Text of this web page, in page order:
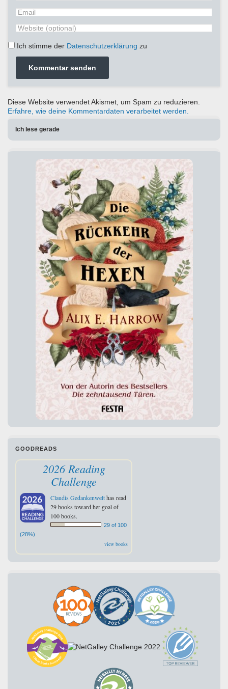
Ich stimme der Datenschutzerklärung zu
Diese Website verwendet Akismet, um Spam zu reduzieren.
Erfahre, wie deine Kommentardaten verarbeitet werden.
Ich lese gerade
GOODREADS
2026 Reading
Challenge
Claudis Gedankenwelthas read
29 books toward her goal of
100 books.
29 of 100
(28%)
view books